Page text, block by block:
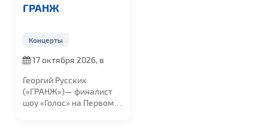
ГРАНЖ
Концерты
17 октября 2026, в
Георгий Русских
(«ГРАНЖ»)— финалист
шоу «Голос» на Первом